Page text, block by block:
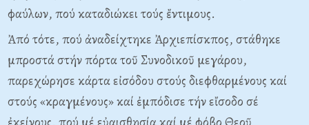
φαύλων, πού καταδιώκει τούς ἔντιμους.
Ἀπό τότε, πού ἀναδείχτηκε Ἀρχιεπίσκπος, στάθηκε
μπροστά στήν πόρτα τοῦ Συνοδικοῦ μεγάρου,
παρεχώρησε κάρτα εἰσόδου στούς διεφθαρμένους καί
στούς «κραγμένους» καί ἐμπόδισε τήν εἴσοδο σέ